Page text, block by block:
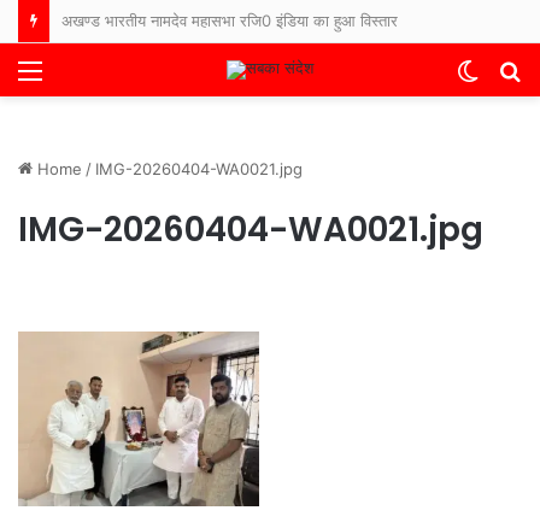
अखण्ड भारतीय नामदेव महासभा रजि0 इंडिया का हुआ विस्तार
Menu
Switch
Home / IMG-20260404-WA0021.jpg
IMG-20260404-WA0021.jpg